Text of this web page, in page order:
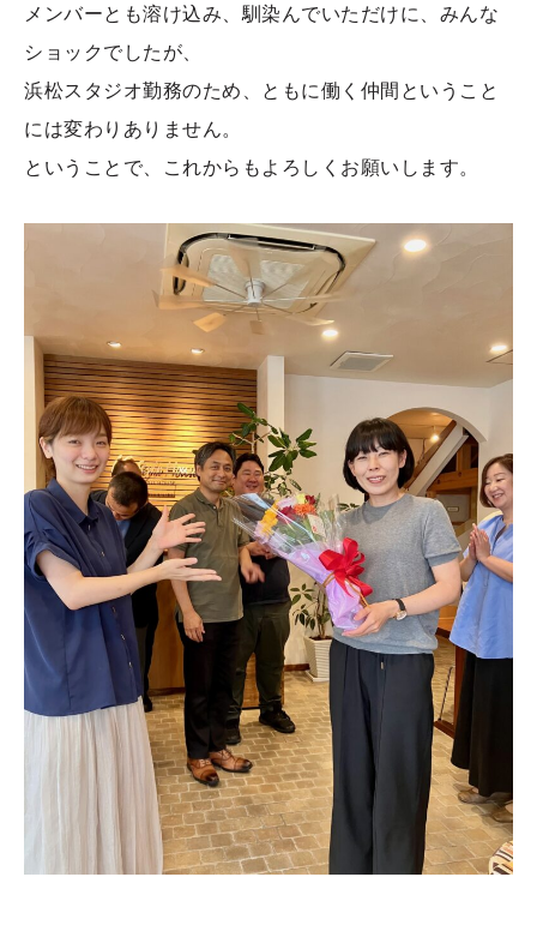
メンバーとも溶け込み、馴染んでいただけに、みんな
ショックでしたが、
浜松スタジオ勤務のため、ともに働く仲間ということ
には変わりありません。
ということで、これからもよろしくお願いします。